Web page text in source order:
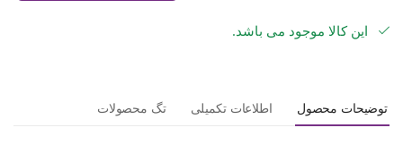
این کالا موجود می باشد.
توضیحات محصول اطلاعات تکمیلی تگ محصولات